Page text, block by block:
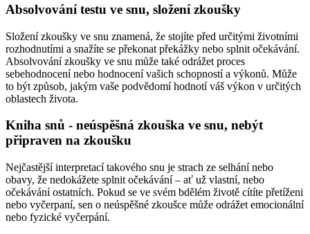
Absolvování testu ve snu, složení zkoušky
Složení zkoušky ve snu znamená, že stojíte před určitými životními
rozhodnutími a snažíte se překonat překážky nebo splnit očekávání.
Absolvování zkoušky ve snu může také odrážet proces
sebehodnocení nebo hodnocení vašich schopností a výkonů. Může
to být způsob, jakým vaše podvědomí hodnotí váš výkon v určitých
oblastech života.
Kniha snů - neúspěšná zkouška ve snu, nebýt
připraven na zkoušku
Nejčastější interpretací takového snu je strach ze selhání nebo
obavy, že nedokážete splnit očekávání – ať už vlastní, nebo
očekávání ostatních. Pokud se ve svém bdělém životě cítíte přetíženi
nebo vyčerpaní, sen o neúspěšné zkoušce může odrážet emocionální
nebo fyzické vyčerpání.